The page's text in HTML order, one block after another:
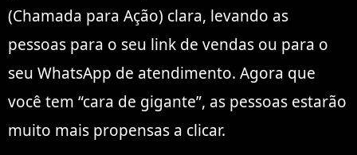
(Chamada para Ação) clara, levando as
pessoas para o seu link de vendas ou para o
seu WhatsApp de atendimento. Agora que
você tem “cara de gigante”, as pessoas estarão
muito mais propensas a clicar.